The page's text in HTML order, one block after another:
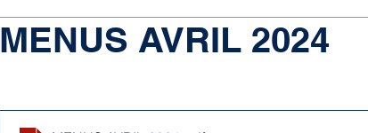
MENUS AVRIL 2024